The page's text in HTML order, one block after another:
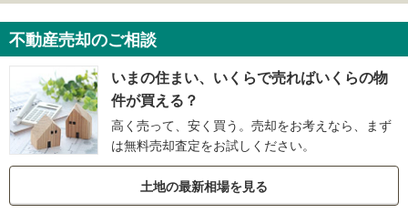
不動産売却のご相談
いまの住まい、いくらで売ればいくらの物
件が買える？
高く売って、安く買う。売却をお考えなら、まず
は無料売却査定をお試しください。
土地の最新相場を見る